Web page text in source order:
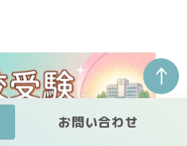
お問い合わせ
↑